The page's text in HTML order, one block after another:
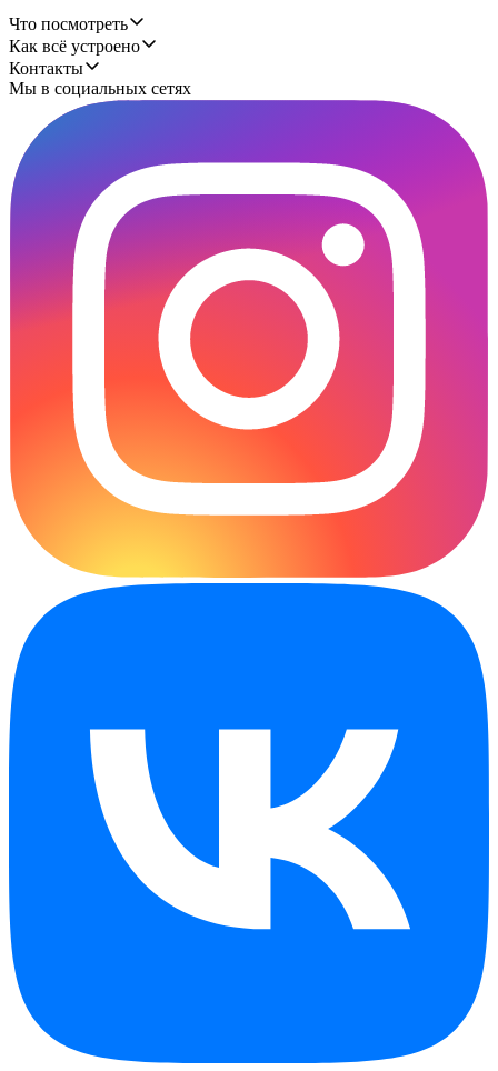
Что посмотреть
Как всё устроено
Контакты
Мы в социальных сетях